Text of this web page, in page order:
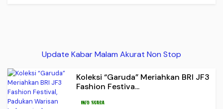
Update Kabar Malam Akurat Non Stop
Koleksi “Garuda” Meriahkan BRI JF3
Fashion Festiva...